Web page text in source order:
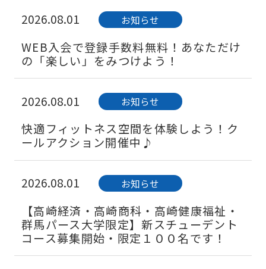
2026.08.01 お知らせ
WEB入会で登録手数料無料！あなただけ
の「楽しい」をみつけよう！
2026.08.01 お知らせ
快適フィットネス空間を体験しよう！ク
ールアクション開催中♪
2026.08.01 お知らせ
【高崎経済・高崎商科・高崎健康福祉・
群馬パース大学限定】新スチューデント
コース募集開始・限定１００名です！